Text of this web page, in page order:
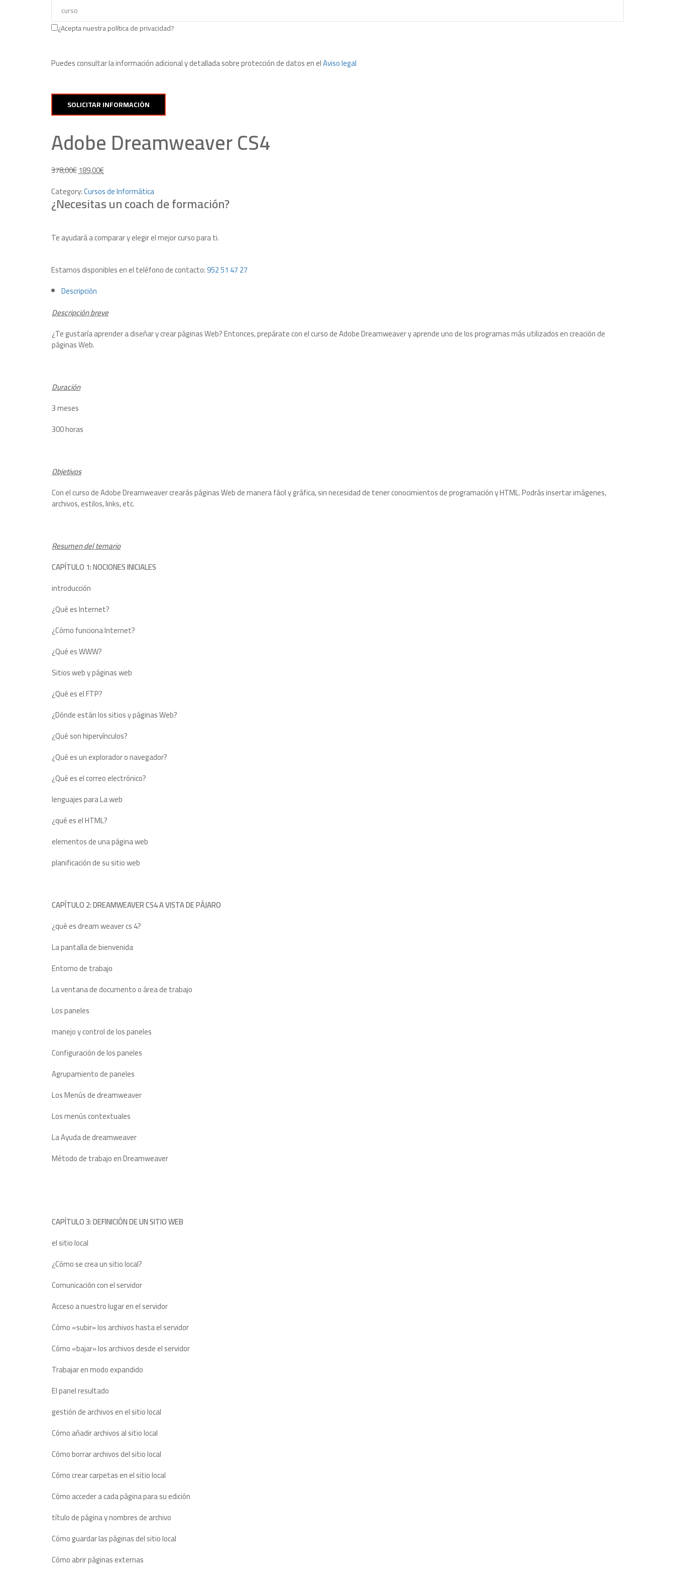
¿Acepta nuestra política de privacidad?
Puedes consultar la información adicional y detallada sobre protección de datos en elAviso legal
Adobe Dreamweaver CS4
378,00€189,00€
Category:Cursos de Informática
¿Necesitas un coach de formación?
Te ayudará a comparar y elegir el mejor curso para ti.
Estamos disponibles en el teléfono de contacto:952 51 47 27
Descripción
Descripción breve
¿Te gustaría aprender a diseñar y crear páginas Web? Entonces, prepárate con el curso de Adobe Dreamweaver y aprende uno de los programas más utilizados en creación de
páginas Web.
Duración
3 meses
300 horas
Objetivos
Con el curso de Adobe Dreamweaver crearás páginas Web de manera fácil y gráfica, sin necesidad de tener conocimientos de programación y HTML. Podrás insertar imágenes,
archivos, estilos, links, etc.
Resumen del temario
CAPÍTULO 1: NOCIONES INICIALES
introducción
¿Qué es Internet?
¿Cómo funciona Internet?
¿Qué es WWW?
Sitios web y páginas web
¿Qué es el FTP?
¿Dónde están los sitios y páginas Web?
¿Qué son hipervínculos?
¿Qué es un explorador o navegador?
¿Qué es el correo electrónico?
lenguajes para La web
¿qué es el HTML?
elementos de una página web
planificación de su sitio web
CAPÍTULO 2: DREAMWEAVER CS4 A VISTA DE PÁJARO
¿qué es dream weaver cs 4?
La pantalla de bienvenida
Entorno de trabajo
La ventana de documento o área de trabajo
Los paneles
manejo y control de los paneles
Configuración de los paneles
Agrupamiento de paneles
Los Menús de dreamweaver
Los menús contextuales
La Ayuda de dreamweaver
Método de trabajo en Dreamweaver
CAPÍTULO 3: DEFINICIÓN DE UN SITIO WEB
el sitio local
¿Cómo se crea un sitio local?
Comunicación con el servidor
Acceso a nuestro lugar en el servidor
Cómo «subir» los archivos hasta el servidor
Cómo «bajar» los archivos desde el servidor
Trabajar en modo expandido
El panel resultado
gestión de archivos en el sitio local
Cómo añadir archivos al sitio local
Cómo borrar archivos del sitio local
Cómo crear carpetas en el sitio local
Cómo acceder a cada página para su edición
título de página y nombres de archivo
Cómo guardar las páginas del sitio local
Cómo abrir páginas externas